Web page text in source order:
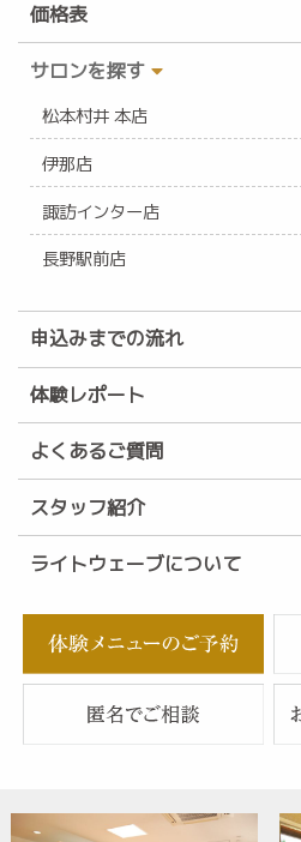
価格表
サロンを探す
松本村井 本店
伊那店
諏訪インター店
長野駅前店
申込みまでの流れ
体験レポート
よくあるご質問
スタッフ紹介
ライトウェーブについて